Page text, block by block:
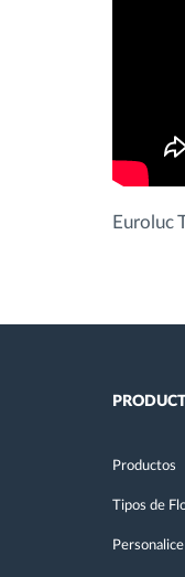
Euroluc
Productos
Tipos de